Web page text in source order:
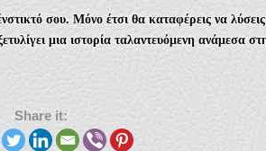
σου. Μόνο έτσι θα καταφέρεις να
μια ιστορία ταλαντευόμενη ανάμεσα
Share it: